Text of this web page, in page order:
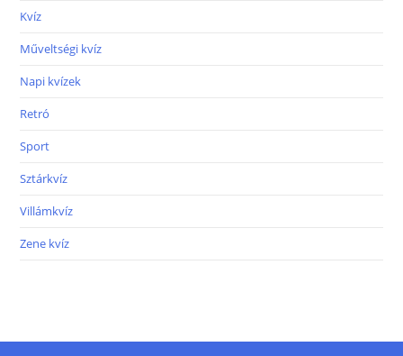
Kvíz
Műveltségi kvíz
Napi kvízek
Retró
Sport
Sztárkvíz
Villámkvíz
Zene kvíz